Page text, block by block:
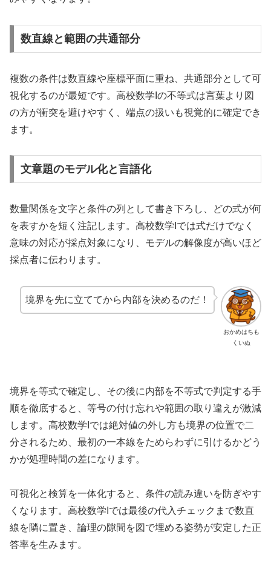
数直線と範囲の共通部分
複数の条件は数直線や座標平面に重ね、共通部分として可
視化するのが最短です。高校数学Iの不等式は言葉より図
の方が衝突を避けやすく、端点の扱いも視覚的に確定でき
ます。
文章題のモデル化と言語化
数量関係を文字と条件の列として書き下ろし、どの式が何
を表すかを短く注記します。高校数学Iでは式だけでなく
意味の対応が採点対象になり、モデルの解像度が高いほど
採点者に伝わります。
おかめはちも
くいぬ
境界を先に立ててから内部を決めるのだ！
境界を等式で確定し、その後に内部を不等式で判定する手
順を徹底すると、等号の付け忘れや範囲の取り違えが激減
します。高校数学Iでは絶対値の外し方も境界の位置で二
分されるため、最初の一本線をためらわずに引けるかどう
かが処理時間の差になります。
可視化と検算を一体化すると、条件の読み違いを防ぎやす
くなります。高校数学Iでは最後の代入チェックまで数直
線を隣に置き、論理の隙間を図で埋める姿勢が安定した正
答率を生みます。